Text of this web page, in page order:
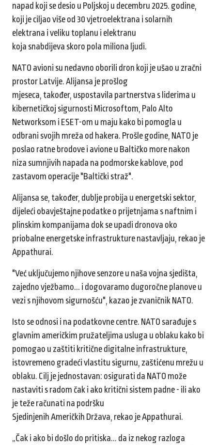
napad koji se desio u Poljskoj u decembru 2025. godine,
koji je ciljao više od 30 vjetroelektrana i solarnih
elektrana i veliku toplanu i elektranu
koja snabdijeva skoro pola miliona ljudi.
NATO avioni su nedavno oborili dron koji je ušao u zračni
prostor Latvije. Alijansa je prošlog
mjeseca, također, uspostavila partnerstva s liderima u
kibernetičkoj sigurnosti Microsoftom, Palo Alto
Networksom i ESET-om u maju kako bi pomogla u
odbrani svojih mreža od hakera. Prošle godine, NATO je
poslao ratne brodove i avione u Baltičko more nakon
niza sumnjivih napada na podmorske kablove, pod
zastavom operacije "Baltički straž".
Alijansa se, također, dublje probija u energetski sektor,
dijeleći obavještajne podatke o prijetnjama s naftnim i
plinskim kompanijama dok se upadi dronova oko
priobalne energetske infrastrukture nastavljaju, rekao je
Appathurai.
"Već uključujemo njihove senzore u naša vojna sjedišta,
zajedno vježbamo... i dogovaramo dugoročne planove u
vezi s njihovom sigurnošću", kazao je zvaničnik NATO.
Isto se odnosi i na podatkovne centre. NATO sarađuje s
glavnim američkim pružateljima usluga u oblaku kako bi
pomogao u zaštiti kritične digitalne infrastrukture,
istovremeno gradeći vlastitu sigurnu, zaštićenu mrežu u
oblaku. Cilj je jednostavan: osigurati da NATO može
nastaviti s radom čak i ako kritični sistem padne - ili ako
je teže računati na podršku
Sjedinjenih Američkih Država, rekao je Appathurai.
„Čak i ako bi došlo do pritiska... da iz nekog razloga